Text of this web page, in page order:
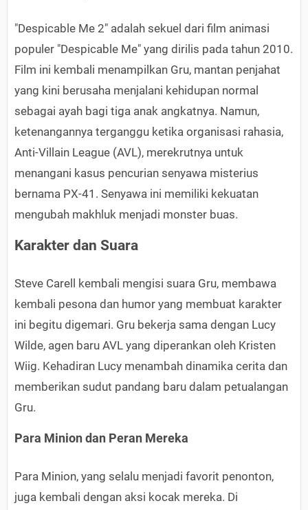
"Despicable Me 2" adalah sekuel dari film animasi
populer "Despicable Me" yang dirilis pada tahun 2010.
Film ini kembali menampilkan Gru, mantan penjahat
yang kini berusaha menjalani kehidupan normal
sebagai ayah bagi tiga anak angkatnya. Namun,
ketenangannya terganggu ketika organisasi rahasia,
Anti-Villain League (AVL), merekrutnya untuk
menangani kasus pencurian senyawa misterius
bernama PX-41. Senyawa ini memiliki kekuatan
mengubah makhluk menjadi monster buas.
Karakter dan Suara
Steve Carell kembali mengisi suara Gru, membawa
kembali pesona dan humor yang membuat karakter
ini begitu digemari. Gru bekerja sama dengan Lucy
Wilde, agen baru AVL yang diperankan oleh Kristen
Wiig. Kehadiran Lucy menambah dinamika cerita dan
memberikan sudut pandang baru dalam petualangan
Gru.
Para Minion dan Peran Mereka
Para Minion, yang selalu menjadi favorit penonton,
juga kembali dengan aksi kocak mereka. Di